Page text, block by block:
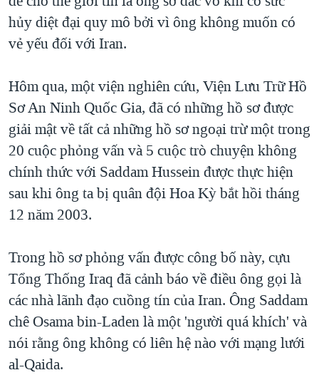
Đi
tới
"Tìm"
VẠCH TRẦN TIN GIẢ
NGƯỜI VIỆT HẢI NGOẠI
KINH TẾ
KHOA HỌC
SỨC KHOẺ
VĂN HOÁ
THỂ THAO
CHIẾN TRANH THƯƠNG MẠI CỦA MỸ: QUÁ KHỨ VÀ HIỆN
MỘT NĂM CHIẾN TRANH TẠI DẢI GAZA
GIẢI MÃ VÀNH ĐAI & CON ĐƯỜNG
NGÀY TỊ NẠN THẾ GIỚI
TRỊNH VĨNH BÌNH - NGƯỜI HẠ 'BÊN THẮNG CUỘC'
GROUND ZERO – XƯA VÀ NAY
CHI PHÍ CHIẾN TRANH AFGHANISTAN
THƯỢNG ĐỈNH TRUMP-KIM TẠI VIỆT NAM
TRỊNH VĨNH BÌNH VS. CHÍNH PHỦ VIỆT NAM
NGƯ DÂN VIỆT VÀ LÀN SÓNG TRỘM HẢI SÂM
BÊN KIA QUỐC LỘ: TIẾNG VỌNG TỪ NÔNG THÔN MỸ
QUAN HỆ VIỆT MỸ
HỌC TIẾNG ANH
VIDEO
MẠNG XÃ HỘI
Ngôn ngữ khác
hủy diệt đại quy mô bởi vì ông không muốn có
vẻ yếu đối với Iran.
Hôm qua, một viện nghiên cứu, Viện Lưu Trữ Hồ
Sơ An Ninh Quốc Gia, đã có những hồ sơ được
giải mật về tất cả những hồ sơ ngoại trừ một trong
20 cuộc phỏng vấn và 5 cuộc trò chuyện không
chính thức với Saddam Hussein được thực hiện
sau khi ông ta bị quân đội Hoa Kỳ bắt hồi tháng
12 năm 2003.
Trong hồ sơ phỏng vấn được công bố này, cựu
Tổng Thống Iraq đã cảnh báo về điều ông gọi là
các nhà lãnh đạo cuồng tín của Iran. Ông Saddam
chê Osama bin-Laden là một 'người quá khích' và
nói rằng ông không có liên hệ nào với mạng lưới
al-Qaida.